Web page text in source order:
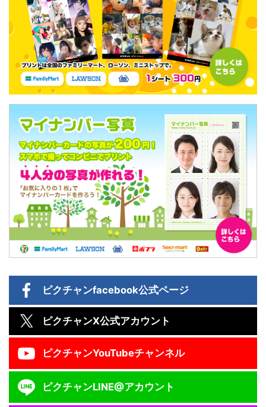
ピクチャンfacebook公式ページ
ピクチャンX公式アカウント
ピクチャンYouTubeチャンネル
ピクチャンLINE@アカウント